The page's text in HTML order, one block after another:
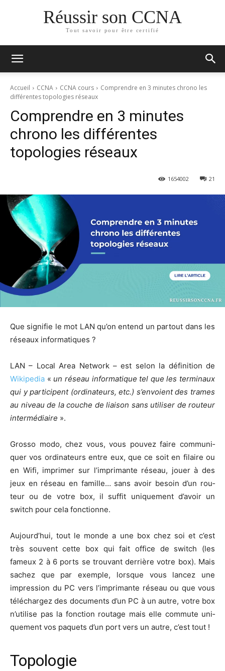
Réussir son CCNA
Tout savoir pour être certifié
Accueil CCNA CCNA cours
Comprendre en 3 minutes chrono les
différentes topologies réseaux
Comprendre en 3 minutes
chrono les différentes
topologies réseaux
21
1654002
Que signi­fie le mot LAN qu’on entend un par­tout dans les
réseaux informatiques ?
LAN – Local Area Net­work – est selon la défi­ni­tion de
Wiki­pe­dia « un réseau infor­ma­tique tel que les ter­mi­naux
qui y par­ti­cipent (ordi­na­teurs, etc.) s’en­voient des trames
au niveau de la couche de liai­son sans uti­li­ser de rou­teur
inter­mé­diaire ».
Gros­so modo, chez vous, vous pou­vez faire com­mu­ni­
quer vos ordi­na­teurs entre eux, que ce soit en filaire ou
en Wifi, impri­mer sur l’im­pri­mante réseau, jouer à des
jeux en réseau en famille… sans avoir besoin d’un rou­
teur ou de votre box, il suf­fit uni­que­ment d’a­voir un
switch pour cela fonctionne.
Aujourd’­hui, tout le monde a une box chez soi et c’est
très sou­vent cette box qui fait office de switch (les
fameux 2 à 6 ports se trou­vant der­rière votre box). Mais
sachez que par exemple, lorsque vous lan­cez une
impres­sion du PC vers l’im­pri­mante réseau ou que vous
télé­char­gez des docu­ments d’un PC à un autre, votre box
n’u­ti­lise pas la fonc­tion rou­tage mais elle com­mute uni­
que­ment vos paquets d’un port vers un autre, c’est tout !
Topologie